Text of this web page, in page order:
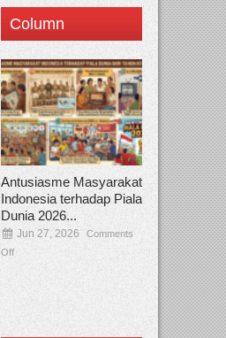
Column
Antusiasme Masyarakat
Indonesia terhadap Piala
Dunia 2026...
Jun 27, 2026
Comments
Off